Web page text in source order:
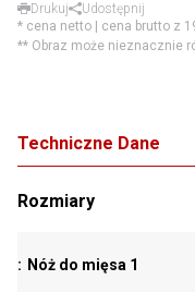
Drukuj
Udostępnij
* cena netto | cena brutto z
** Obraz może nieznacznie
Techniczne Dane
Rozmiary
Nóż do mięsa 1